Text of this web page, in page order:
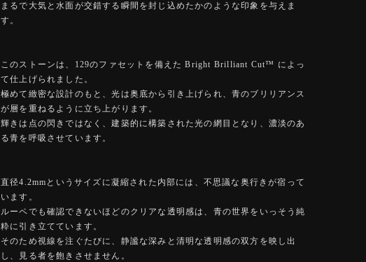
まるで大気と水面が交錯する瞬間を封じ込めたかのような印象を与えま
す。
このストーンは、129のファセットを備えた Bright Brilliant Cut™️ によっ
て仕上げられました。
極めて緻密な設計のもと、光は奥底から引き上げられ、青のブリリアンス
が層を重ねるように立ち上がります。
輝きは点の閃きではなく、建築的に構築された光の網目となり、濃淡のあ
る青を呼吸させています。
直径4.2mmというサイズに凝縮された内部には、不思議な奥行きが宿って
います。
ルーペでも確認できないほどのクリアな透明感は、青の世界をいっそう純
粋に引き立てています。
そのため視線を注ぐたびに、静謐な深みと清明な透明感の双方を映し出
し、見る者を飽きさせません。